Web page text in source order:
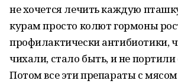
не хочется лечить каждую
курам просто колют гормоны
профилактически антибиотики,
чихали, стало быть, и не портили
Потом все эти препараты с